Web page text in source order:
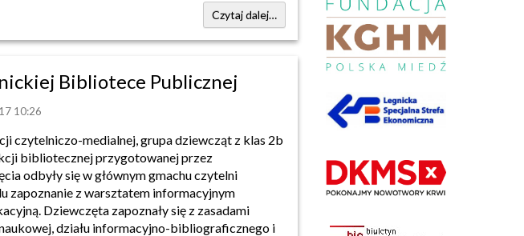
Czytaj dalej…
Bibliotece Publicznej
10:26
czytelniczo-medialnej, grupa dziewcząt z klas 2b
bibliotecznej przygotowanej przez
odbyły się w głównym gmachu czytelni
zapoznanie z warsztatem informacyjnym
Dziewczęta zapoznały się z zasadami
działu informacyjno-bibliograficznego i